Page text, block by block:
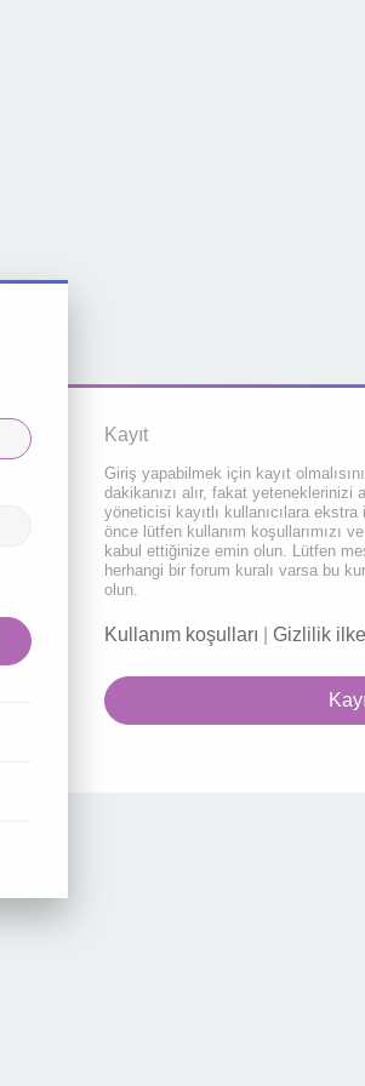
Kayıt
Giriş yapabilmek için kayıt
dakikanızı alır, fakat yeteneklerinizi
yöneticisi kayıtlı kullanıcılara
önce lütfen kullanım koşullarımızı
kabul ettiğinize emin olun. Lütfen
herhangi bir forum kuralı varsa bu
olun.
Kullanım koşulları Gizlilik